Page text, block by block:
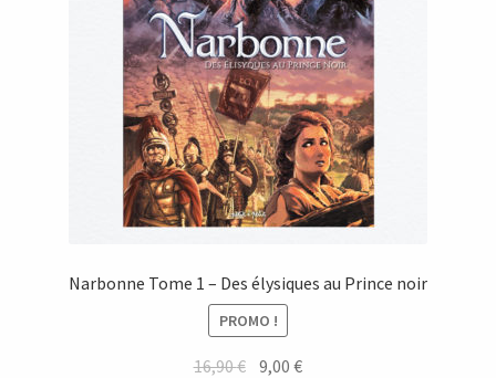
Narbonne Tome 1 – Des élysiques au Prince noir
PROMO !
16,90€ Le
9,00€Le